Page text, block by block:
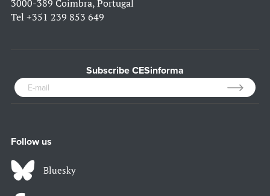
3000-389 Coimbra, Portugal
Tel +351 239 853 649
Subscribe CESinforma
Follow us
Bluesky